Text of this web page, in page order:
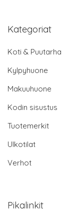
Kategoriat
Koti & Puutarha
Kylpyhuone
Makuuhuone
Kodin sisustus
Tuotemerkit
Ulkotilat
Verhot
Pikalinkit